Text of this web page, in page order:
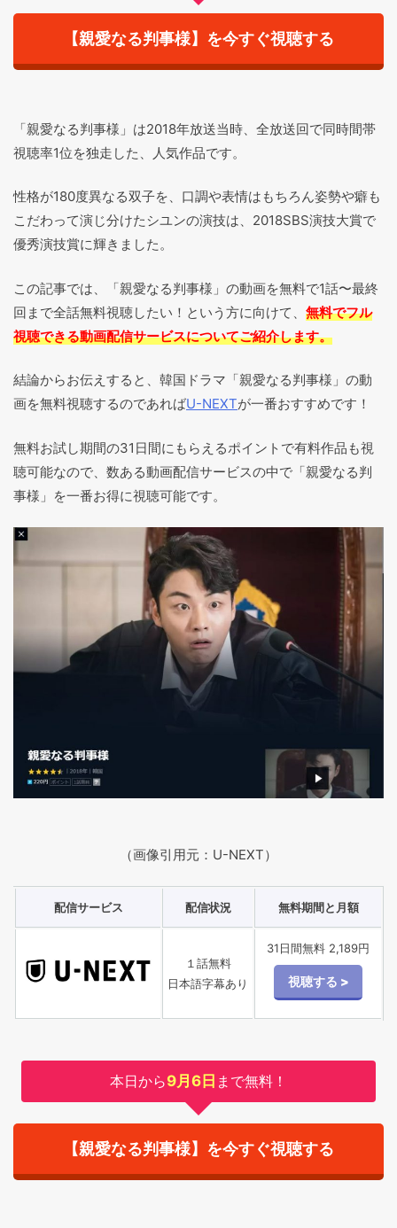
【親愛なる判事様】を今すぐ視聴する
「親愛なる判事様」は2018年放送当時、全放送回で同時間帯
視聴率1位を独走した、人気作品です。
性格が180度異なる双子を、口調や表情はもちろん姿勢や癖も
こだわって演じ分けたシユンの演技は、2018SBS演技大賞で
優秀演技賞に輝きました。
この記事では、「親愛なる判事様」の動画を無料で1話〜最終
回まで全話無料視聴したい！という方に向けて、 無料でフル
視聴できる動画配信サービスについてご紹介します。
結論からお伝えすると、韓国ドラマ「親愛なる判事様」の動
画を無料視聴するのであればU-NEXTが一番おすすめです！
無料お試し期間の31日間にもらえるポイントで有料作品も視
聴可能なので、数ある動画配信サービスの中で「親愛なる判
事様」を一番お得に視聴可能です。
（画像引用元：U-NEXT）
配信サービス 配信状況 無料期間と月額
１話無料
日本語字幕あり
31日間無料 2,189円
本日から9月6日 まで無料！
【親愛なる判事様】を今すぐ視聴する